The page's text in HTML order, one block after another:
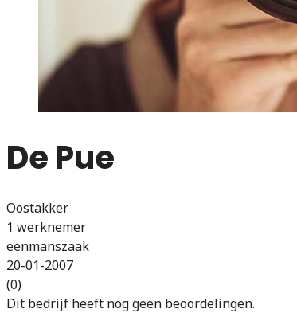
De Pue
Oostakker
1 werknemer
eenmanszaak
20-01-2007
(0)
Dit bedrijf heeft nog geen beoordelingen.